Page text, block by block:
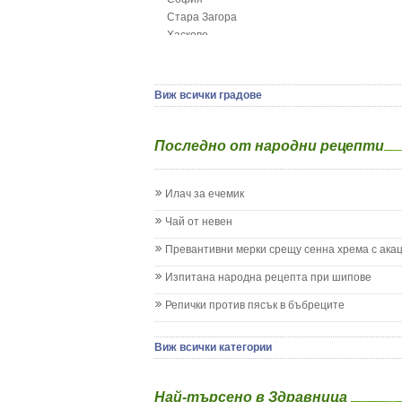
Грип при бебето и детето
Гърч
Детски диабет
Жълтеница
Запек на бебето и детето
Кашлица при бебето и детето
Колики
Менингит
Млечница
Нощно напикаване - енуреза
Плач
Стара Загора
Хасково
Виж всички градове
Последно от народни рецепти
Илач за ечемик
Чай от невен
Превантивни мерки срещу сенна хрема с
Изпитана народна рецепта при шипове
Репички против пясък в бъбреците
Виж всички категории
Най-търсено в Здравница